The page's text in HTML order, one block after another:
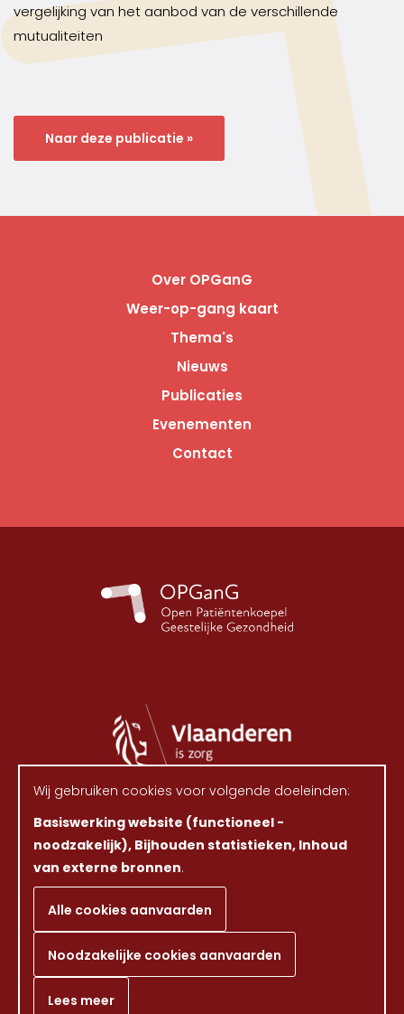
vergelijking van het aanbod van de verschillende
mutualiteiten
Naar deze publicatie »
Over OPGanG
Weer-op-gang kaart
Thema's
Nieuws
Publicaties
Evenementen
Contact
Volg ons op
©2026 OPGanG, Alle rechten voorbehouden.
Juridische vermeldingen.
Privacy policy.
Webdesign & Ontwikkeling door Zenjoy in Leuven
Wij gebruiken cookies voor volgende doeleinden:
Basiswerking website (functioneel -
noodzakelijk), Bijhouden statistieken, Inhoud
van externe bronnen.
Alle cookies aanvaarden
Noodzakelijke cookies aanvaarden
Lees meer